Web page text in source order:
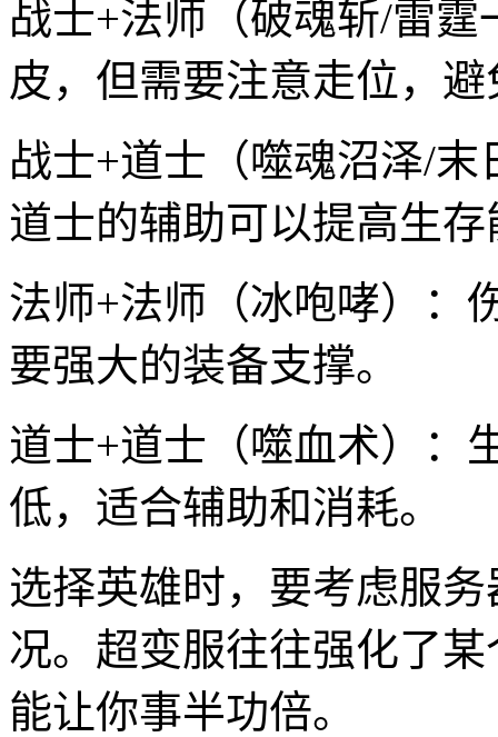
战士+法师（破魂斩/雷
皮，但需要注意走位，
战士+道士（噬魂沼泽/
道士的辅助可以提高生
法师+法师（冰咆哮）：
要强大的装备支撑。
道士+道士（噬血术）：
低，适合辅助和消耗。
选择英雄时，要考虑服
况。超变服往往强化了
能让你事半功倍。